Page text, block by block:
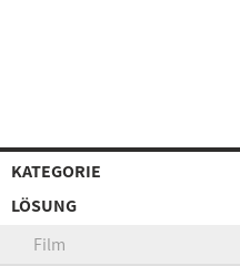
KATEGORIE
LÖSUNG
Film